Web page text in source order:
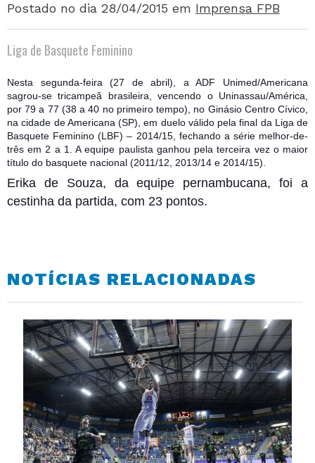
Postado no dia 28/04/2015 em Imprensa FPB
Liga de Basquete Feminino
Nesta segunda-feira (27 de abril), a ADF Unimed/Americana
sagrou-se tricampeã brasileira, vencendo o Uninassau/América,
por 79 a 77 (38 a 40 no primeiro tempo), no Ginásio Centro Cívico,
na cidade de Americana (SP), em duelo válido pela final da Liga de
Basquete Feminino (LBF) – 2014/15, fechando a série melhor-de-
três em 2 a 1. A equipe paulista ganhou pela terceira vez o maior
título do basquete nacional (2011/12, 2013/14 e 2014/15)
Erika de Souza, da equipe pernambucana, foi a
cestinha da partida, com 23 pontos.
NOTÍCIAS RELACIONADAS